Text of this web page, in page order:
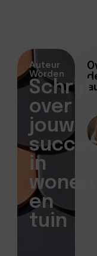
Auteur
Worden
Schrijf
over
jouw
in
wonen
en
tuin